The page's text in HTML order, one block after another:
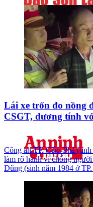
Lái xe trốn đo nồng
CSGT, dương tính
Công an TP. Cẩm Phả
làm rõ hành vi chống
Dũng (sinh năm 1984 ở